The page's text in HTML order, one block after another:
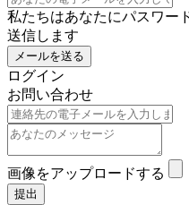
私たちはあなたにパスワー
送信します
メールを送る
ログイン
お問い合わせ
画像をアップロードする